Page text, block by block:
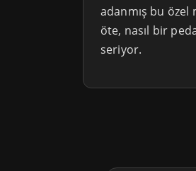
adanmış bu
öte, nasıl bir
seriyor.